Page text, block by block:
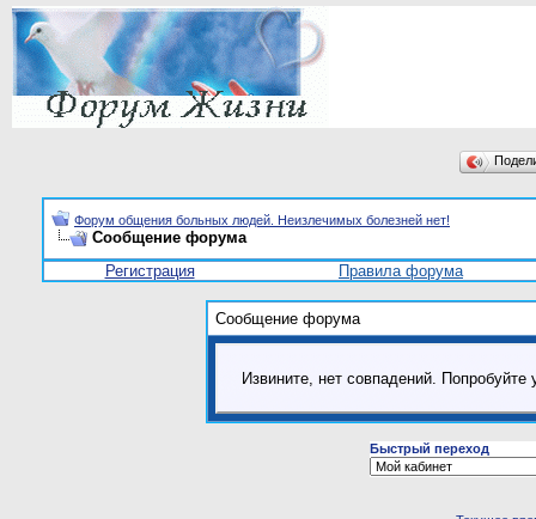
Форум общения больных людей. Неизлечимых болезней нет!
Сообщение форума
Регистрация
Правила форума
Сообщение форума
Извините, нет совпадений.
Быстрый переход